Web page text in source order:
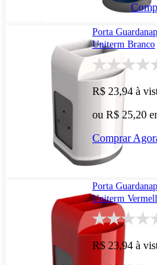
Porta
Uniterm Branco
R$ 23,94 à
ou R$ 25,20
Comprar
Porta
Uniterm
R$ 23,94 à